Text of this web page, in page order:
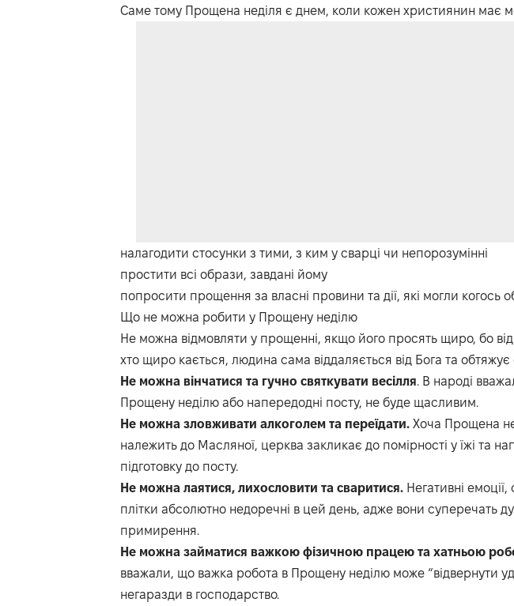
Саме тому Прощена неділя є днем, коли кожен християнин має
налагодити стосунки з тими, з ким у сварці чи непорозумінні
простити всі образи, завдані йому
попросити прощення за власні провини та дії, які могли когось
Що не можна робити у Прощену неділю
Не можна відмовляти у прощенні, якщо його просять щиро, бо
хто щиро кається, людина сама віддаляється від Бога та
Не можна вінчатися та гучно святкувати весілля. В народі
Прощену неділю або напередодні посту, не буде щасливим.
Не можна зловживати алкоголем та переїдати. Хоча Прощена
належить до Масляної, церква закликає до помірності у їжі та
підготовку до посту.
Не можна лаятися, лихословити та сваритися. Негативні
плітки абсолютно недоречні в цей день, адже вони суперечать
примирення.
Не можна займатися важкою фізичною працею та хатньою
вважали, що важка робота в Прощену неділю може “відвернути
негаразди в господарство.